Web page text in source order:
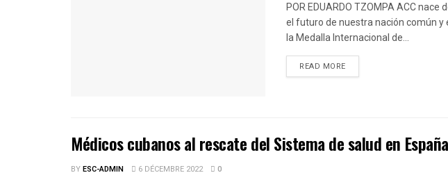
POR EDUARDO TZOMPA ACC
el futuro de nuestra nación común y
la Medalla Internacional de...
READ MOREDETAILS
Médicos cubanos al rescate del Sistema de salud en España
BYESC-ADMIN 6 DÉCEMBRE 2022 0